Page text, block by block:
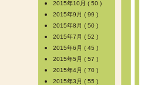
2015年10月 ( 50 )
2015年9月 ( 99 )
2015年8月 ( 50 )
2015年7月 ( 52 )
2015年6月 ( 45 )
2015年5月 ( 57 )
2015年4月 ( 70 )
2015年3月 ( 55 )